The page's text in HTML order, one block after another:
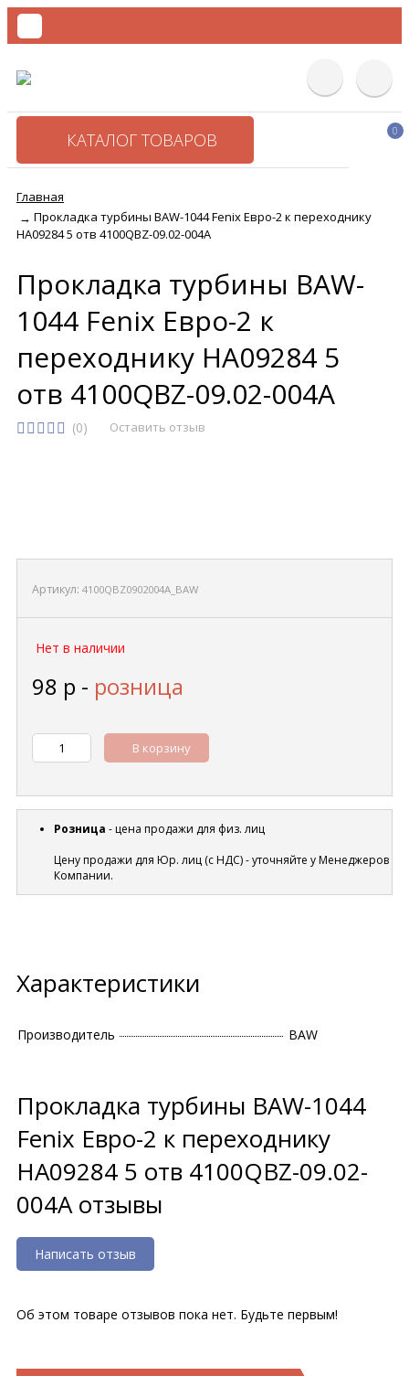
КАТАЛОГ ТОВАРОВ 0
Главная
→ Прокладка турбины BAW-1044 Fenix Евро-2 к переходнику
HA09284 5 отв 4100QBZ-09.02-004A
Прокладка турбины BAW-
1044 Fenix Евро-2 к
переходнику HA09284 5
отв 4100QBZ-09.02-004A
(0) Оставить отзыв
Артикул: 4100QBZ0902004A_BAW
Нет в наличии
98 р - розница
В корзину
Розница - цена продажи для физ. лиц
Цену продажи для Юр. лиц (с НДС) - уточняйте у Менеджеров
Компании.
Характеристики
Производитель BAW
Прокладка турбины BAW-1044
Fenix Евро-2 к переходнику
HA09284 5 отв 4100QBZ-09.02-
004A отзывы
Написать отзыв
Об этом товаре отзывов пока нет. Будьте первым!